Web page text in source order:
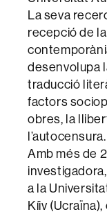
La seva
recepció de
desenvolupa
traducció
factors
obres, la
l’autocensura.
Amb més de
a la
Kíiv